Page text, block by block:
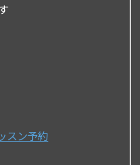
スン予約